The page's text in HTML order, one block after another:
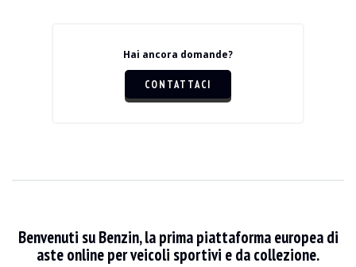
Hai ancora domande?
CONTATTACI
Benvenuti su Benzin, la prima piattaforma europea di
aste online per veicoli sportivi e da collezione.